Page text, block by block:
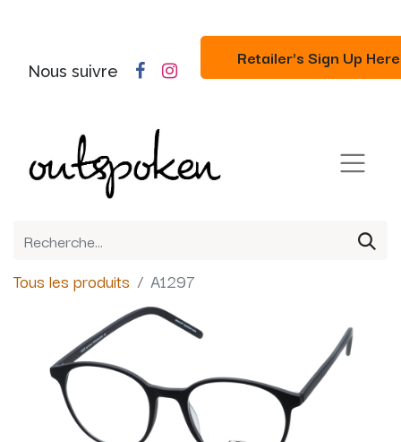
Nous suivre
Retailer's Sign Up Here
Tous les produits A1297